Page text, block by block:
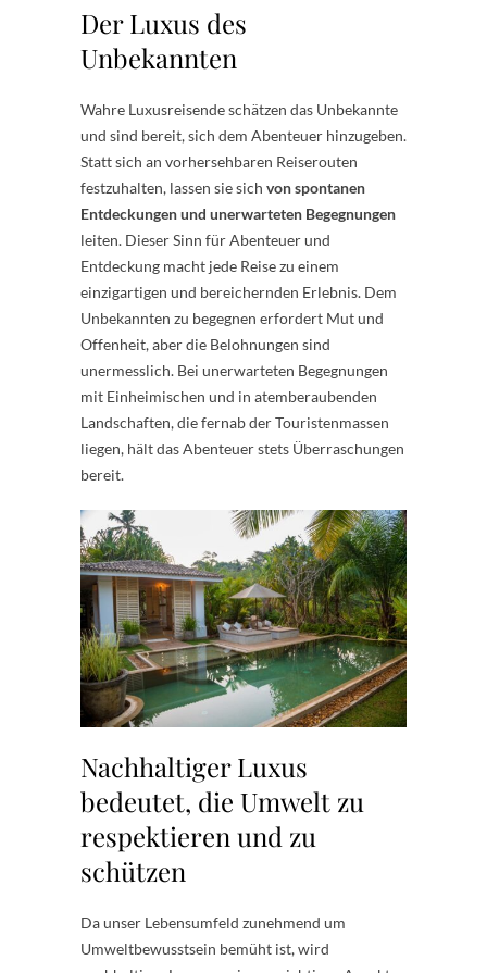
Der Luxus des
Unbekannten
Wahre Luxusreisende schätzen das Unbekannte
und sind bereit, sich dem Abenteuer hinzugeben.
Statt sich an vorhersehbaren Reiserouten
festzuhalten, lassen sie sich von spontanen
Entdeckungen und unerwarteten Begegnungen
leiten. Dieser Sinn für Abenteuer und
Entdeckung macht jede Reise zu einem
einzigartigen und bereichernden Erlebnis. Dem
Unbekannten zu begegnen erfordert Mut und
Offenheit, aber die Belohnungen sind
unermesslich. Bei unerwarteten Begegnungen
mit Einheimischen und in atemberaubenden
Landschaften, die fernab der Touristenmassen
liegen, hält das Abenteuer stets Überraschungen
bereit.
Nachhaltiger Luxus
bedeutet, die Umwelt zu
respektieren und zu
schützen
Da unser Lebensumfeld zunehmend um
Umweltbewusstsein bemüht ist, wird